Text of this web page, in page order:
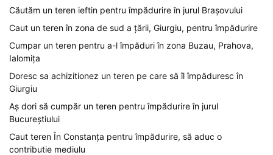
Căutăm un teren ieftin pentru împădurire în jurul Brașovului
Caut un teren în zona de sud a țării, Giurgiu, pentru împădurire
Cumpar un teren pentru a-l împăduri în zona Buzau, Prahova,
Ialomița
Doresc sa achizitionez un teren pe care să îl împăduresc în
Giurgiu
Aș dori să cumpăr un teren pentru împădurire în jurul
Bucureștiului
Caut teren În Constanța pentru împădurire, să aduc o
contributie mediulu